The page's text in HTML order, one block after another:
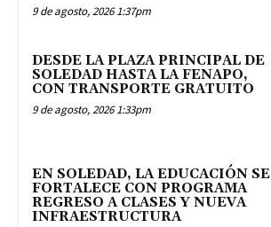
9 de agosto, 2026 1:37pm
DESDE LA PLAZA PRINCIPAL DE
SOLEDAD HASTA LA FENAPO,
CON TRANSPORTE GRATUITO
9 de agosto, 2026 1:33pm
EN SOLEDAD, LA EDUCACIÓN SE
FORTALECE CON PROGRAMA
REGRESO A CLASES Y NUEVA
INFRAESTRUCTURA